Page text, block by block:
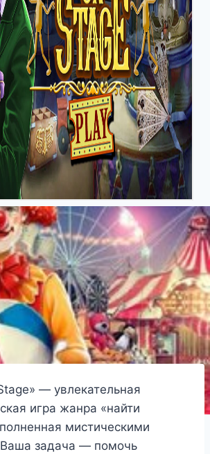
— увлекательная
игра жанра «найти
мистическими
задача — помочь